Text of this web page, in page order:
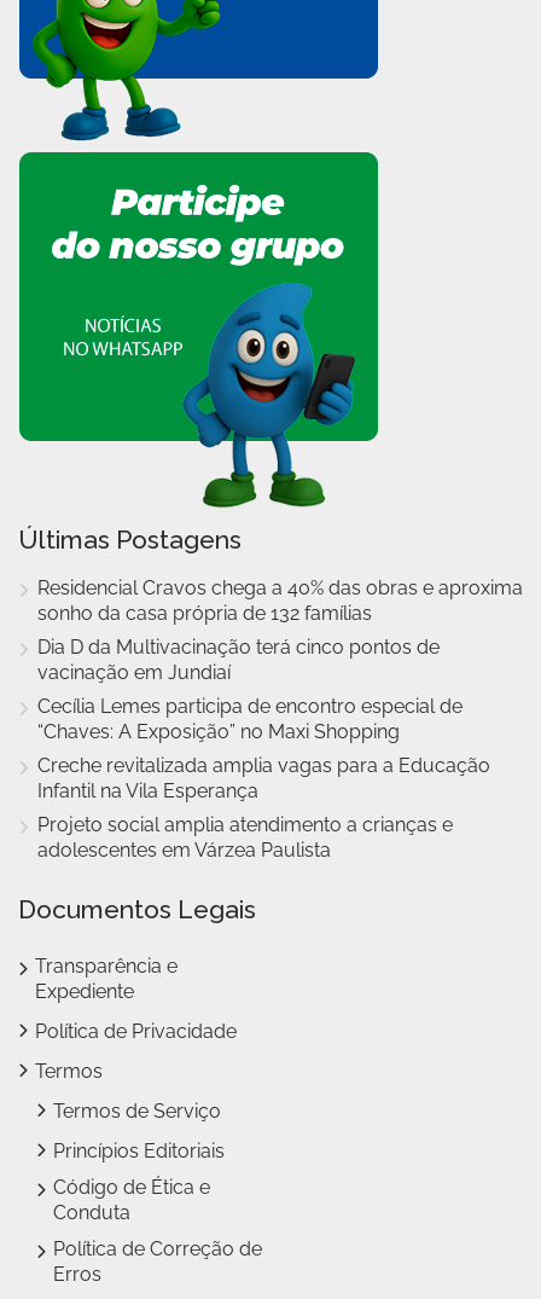
Últimas Postagens
Residencial Cravos chega a 40% das obras e aproxima
sonho da casa própria de 132 famílias
Dia D da Multivacinação terá cinco pontos de
vacinação em Jundiaí
Cecília Lemes participa de encontro especial de
“Chaves: A Exposição” no Maxi Shopping
Creche revitalizada amplia vagas para a Educação
Infantil na Vila Esperança
Projeto social amplia atendimento a crianças e
adolescentes em Várzea Paulista
Documentos Legais
Transparência e
Expediente
Política de Privacidade
Termos
Termos de Serviço
Princípios Editoriais
Código de Ética e
Conduta
Política de Correção de
Erros